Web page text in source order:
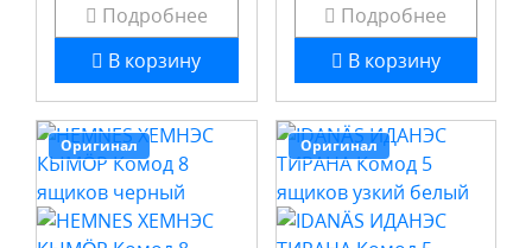
Подробнее
В корзину
Подробнее
В корзину
Оригинал Оригинал